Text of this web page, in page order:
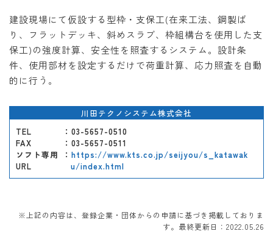
建設現場にて仮設する型枠・支保工(在来工法、鋼製ば
り、フラットデッキ、斜めスラブ、枠組構台を使用した支
保工)の強度計算、安全性を照査するシステム。設計条
件、使用部材を設定するだけで荷重計算、応力照査を自動
的に行う。
川田テクノシステム株式会社
TEL
：03-5657-0510
FAX
：03-5657-0511
ソフト専用
URL
： https://www.kts.co.jp/seijyou/s_katawak
u/index.html
※上記の内容は、登録企業・団体からの申請に基づき掲載しておりま
す。最終更新日：2022.05.26